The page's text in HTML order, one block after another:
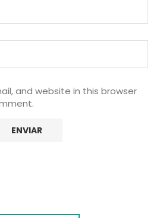
and website in this browser